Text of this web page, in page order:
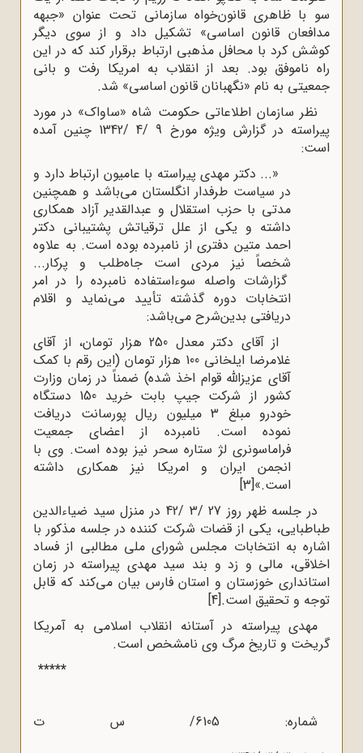
سو با ظاهری قانون‌خواه سازمانی تحت عنوان «جبهه
مدافعان قانون اساسی» تشکیل داد و از سوی دیگر
کوشش کرد با محافل مذهبی ارتباط برقرار کند که در این
راه ناموفق بود. بعد از انقلاب به امریکا رفت و بانی
جمعیتی به نام «نگهبانان قانون اساسی» شد.
نظر سازمان اطلاعاتی حکومت شاه «ساواک» در مورد
پیراسته در گزارش ویژه مورخ 9 /4 /1342 چنین آمده
است:
«... دکتر مهدی پیراسته با عامیون ارتباط دارد و
در سیاست طرفدار انگلستان می‌باشد و همچنین
مدتی با حزب استقلال و عبدالقدیر آزاد همکاری
داشته و یکی از علل ترقیاتش پشتیبانی دکتر
احمد متین دفتری از نامبرده بوده است. به علاوه
شخصاً نیز مردی است جاه‌طلب و پرکار...
گزارشات واصله سوءاستفاده نامبرده را در امر
انتخابات دوره گذشته تأیید می‌نماید و اقلام
دریافتی بدین‌شرح می‌باشد:
از آقای دکتر معدل 250 هزار تومان، از آقای
غلامرضا ایلخانی 100 هزار تومان (این رقم با کمک
آقای عزیزالله قوام اخذ شده) ضمناً در زمان وزارت
کشور از شرکت جیپ بابت خرید 150 دستگاه
خودرو مبلغ 3 میلیون ریال پورسانت دریافت
نموده است. نامبرده از اعضای جمعیت
فراماسونری لژ ستاره سحر نیز بوده است. وی با
انجمن ایران و امریکا نیز همکاری داشته
است.»[3]
در جلسه ظهر روز 27 /3 /42 در منزل سید ضیاءالدین
طباطبایی، یکی از قضات شرکت کننده در جلسه مذکور با
اشاره به انتخابات مجلس شورای ملی مطالبی از فساد
اخلاقی، مالی و زد و بند سید مهدی پیراسته در زمان
استانداری خوزستان و استان فارس بیان می‌کند که قابل
توجه و تحقیق است.[4]
مهدی پیراسته در آستانه انقلاب اسلامی به آمریکا
گریخت و تاریخ مرگ وی نامشخص است.
*****
شماره: 6105/ س ت